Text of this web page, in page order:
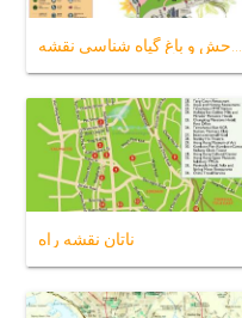
ناتان نقشه راه